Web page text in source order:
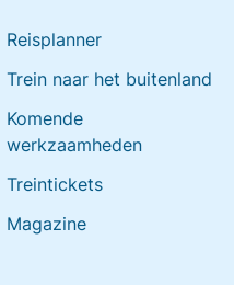
Reisplanner
Trein naar het buitenland
Komende
werkzaamheden
Treintickets
Magazine